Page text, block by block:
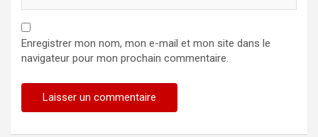
Enregistrer mon nom, mon e-mail et mon site dans le
navigateur pour mon prochain commentaire.